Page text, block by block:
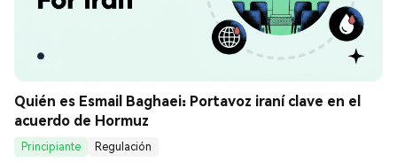
Quién es Esmail Baghaei: Portavoz iraní clave en el
acuerdo de Hormuz
Principiante
Regulación